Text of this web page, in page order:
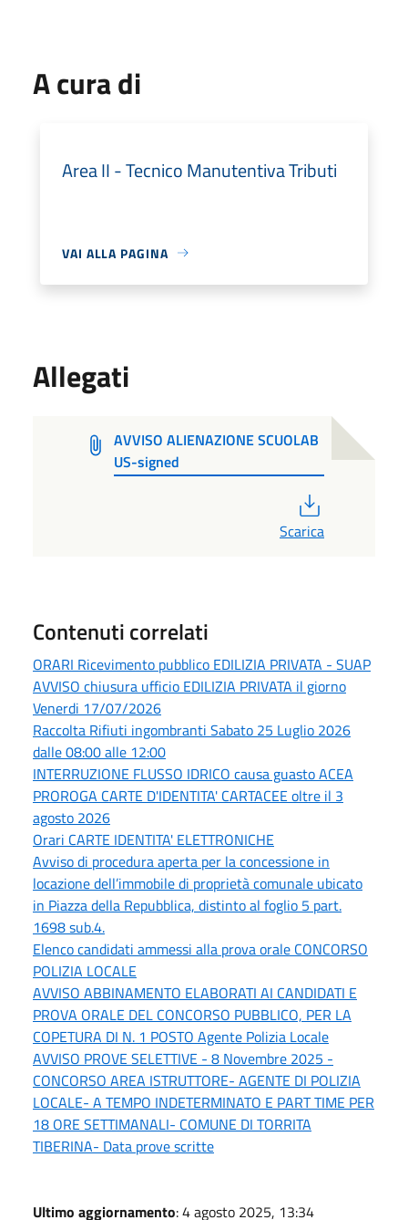
A cura di
Area II - Tecnico Manutentiva Tributi
VAI ALLA PAGINA
Allegati
AVVISO ALIENAZIONE SCUOLAB
US-signed
Scarica
Contenuti correlati
ORARI Ricevimento pubblico EDILIZIA PRIVATA - SUAP
AVVISO chiusura ufficio EDILIZIA PRIVATA il giorno
Venerdi 17/07/2026
Raccolta Rifiuti ingombranti Sabato 25 Luglio 2026
dalle 08:00 alle 12:00
INTERRUZIONE FLUSSO IDRICO causa guasto ACEA
PROROGA CARTE D'IDENTITA' CARTACEE oltre il 3
agosto 2026
Orari CARTE IDENTITA' ELETTRONICHE
Avviso di procedura aperta per la concessione in
locazione dell’immobile di proprietà comunale ubicato
in Piazza della Repubblica, distinto al foglio 5 part.
1698 sub.4.
Elenco candidati ammessi alla prova orale CONCORSO
POLIZIA LOCALE
AVVISO ABBINAMENTO ELABORATI AI CANDIDATI E
PROVA ORALE DEL CONCORSO PUBBLICO, PER LA
COPETURA DI N. 1 POSTO Agente Polizia Locale
AVVISO PROVE SELETTIVE - 8 Novembre 2025 -
CONCORSO AREA ISTRUTTORE- AGENTE DI POLIZIA
LOCALE- A TEMPO INDETERMINATO E PART TIME PER
18 ORE SETTIMANALI- COMUNE DI TORRITA
TIBERINA- Data prove scritte
Ultimo aggiornamento: 4 agosto 2025, 13:34